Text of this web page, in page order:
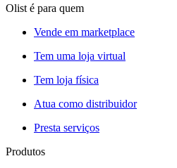
Olist é para quem
Vende em marketplace
Tem uma loja virtual
Tem loja física
Atua como distribuidor
Presta serviços
Produtos